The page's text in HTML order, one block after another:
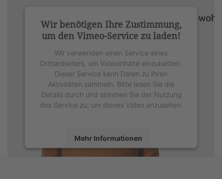
Wir benötigen Ihre Zustimmung,
um den Vimeo-Service zu laden!
Wir verwenden einen Service eines
Drittanbieters, um Videoinhalte einzubetten.
Dieser Service kann Daten zu Ihren
Aktivitäten sammeln. Bitte lesen Sie die
Details durch und stimmen Sie der Nutzung
des Service zu, um dieses Video anzusehen.
Mehr Informationen